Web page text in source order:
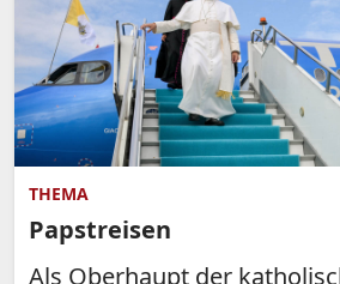
THEMA
Papstreisen
Als Oberhaupt der